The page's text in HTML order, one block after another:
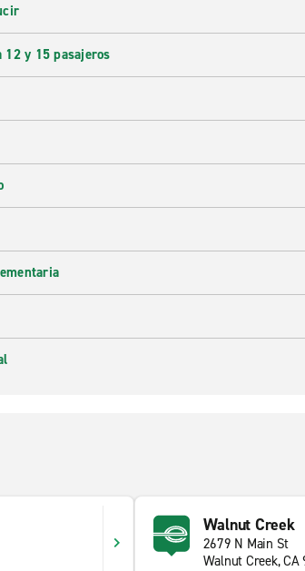
y 15 pasajeros
Walnut Creek
2679 N Main St
Walnut Creek, CA